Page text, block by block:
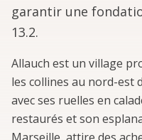
garantir une
13.2.
Allauch est un village
les collines au nord-est
avec ses ruelles en
restaurés et son